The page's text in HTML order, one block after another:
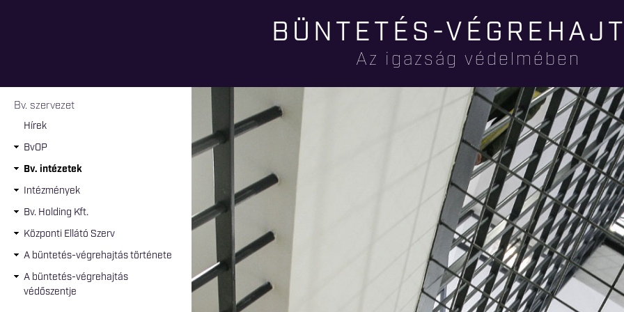
tartalomra
BÜNTETÉS-
Az igazság védelmében
Jelenlegi hely
Bv. szervezet
Hírek
BvOP
Bv. intézetek
Intézmények
Bv. Holding Kft.
Központi Ellátó Szerv
A büntetés-végrehajtás története
A büntetés-végrehajtás
védőszentje